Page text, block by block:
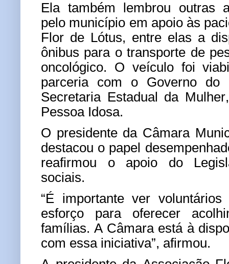
Ela também lembrou outras
pelo município em apoio às
Flor de Lótus, entre elas a
ônibus para o transporte de
oncológico. O veículo foi
parceria com o Governo do
Secretaria Estadual da
Pessoa Idosa.
O presidente da Câmara
destacou o papel
reafirmou o apoio do
sociais.
“É importante ver
esforço para oferecer
famílias. A Câmara está à
com essa iniciativa”, afirmou.